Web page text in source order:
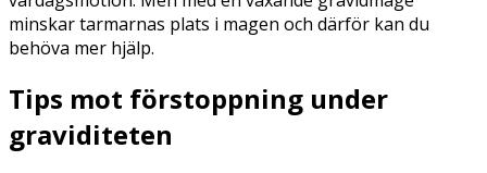
minskar tarmarnas plats i magen och därför kan du
behöva mer hjälp.
Tips mot förstoppning under
graviditeten